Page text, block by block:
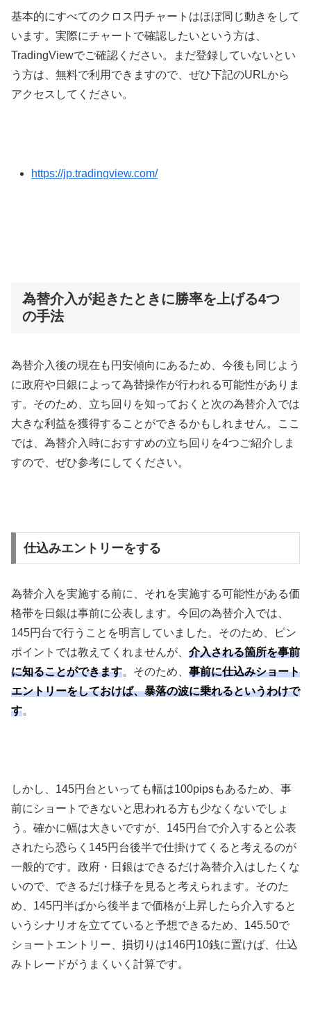
基本的にすべてのクロス円チャートはほぼ同じ動きをして
います。実際にチャートで確認したいという方は、
TradingViewでご確認ください。まだ登録していないとい
う方は、無料で利用できますので、ぜひ下記のURLから
アクセスしてください。
https://jp.tradingview.com/
為替介入が起きたときに勝率を上げる4つ
の手法
為替介入後の現在も円安傾向にあるため、今後も同じよう
に政府や日銀によって為替操作が行われる可能性がありま
す。そのため、立ち回りを知っておくと次の為替介入では
大きな利益を獲得することができるかもしれません。ここ
では、為替介入時におすすめの立ち回りを4つご紹介しま
すので、ぜひ参考にしてください。
仕込みエントリーをする
為替介入を実施する前に、それを実施する可能性がある価
格帯を日銀は事前に公表します。今回の為替介入では、
145円台で行うことを明言していました。そのため、ピン
ポイントでは教えてくれませんが、 介入される箇所を事前
に知ることができます。そのため、 事前に仕込みショート
エントリーをしておけば、暴落の波に乗れるというわけで
す。
しかし、 145円台といっても幅は100pipsもあるため、事
前にショートできないと思われる方も少なくないでしょ
う。確かに幅は大きいですが、 145円台で介入すると公表
されたら恐らく 145円台後半で仕掛けてくると考えるのが
一般的です。政府・日銀はできるだけ為替介入はしたくな
いので、できるだけ様子を見ると考えられます。そのた
め、 145円半ばから後半まで価格が上昇したら介入すると
いうシナリオを立てていると予想できるため、 145.50で
ショートエントリー、損切りは146円 10銭に置けば、仕込
みトレードがうまくいく計算です。